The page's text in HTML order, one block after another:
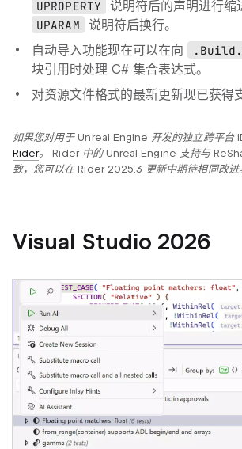
UPROPERTY
说明符后的声明进行缩
UPARAM
说明符后换行。
自动导入功能现在可以在向
块引用时处理 C# 集合表达式。
对资源文件格式的最新更新现已获得
如果您对用于 Unreal Engine 开发的独立跨平台
Rider。 Rider 中的 Unreal Engine 支持与
致，您可以在 Rider 2025.3 更新中期待相同改进
Visual Studio 2026